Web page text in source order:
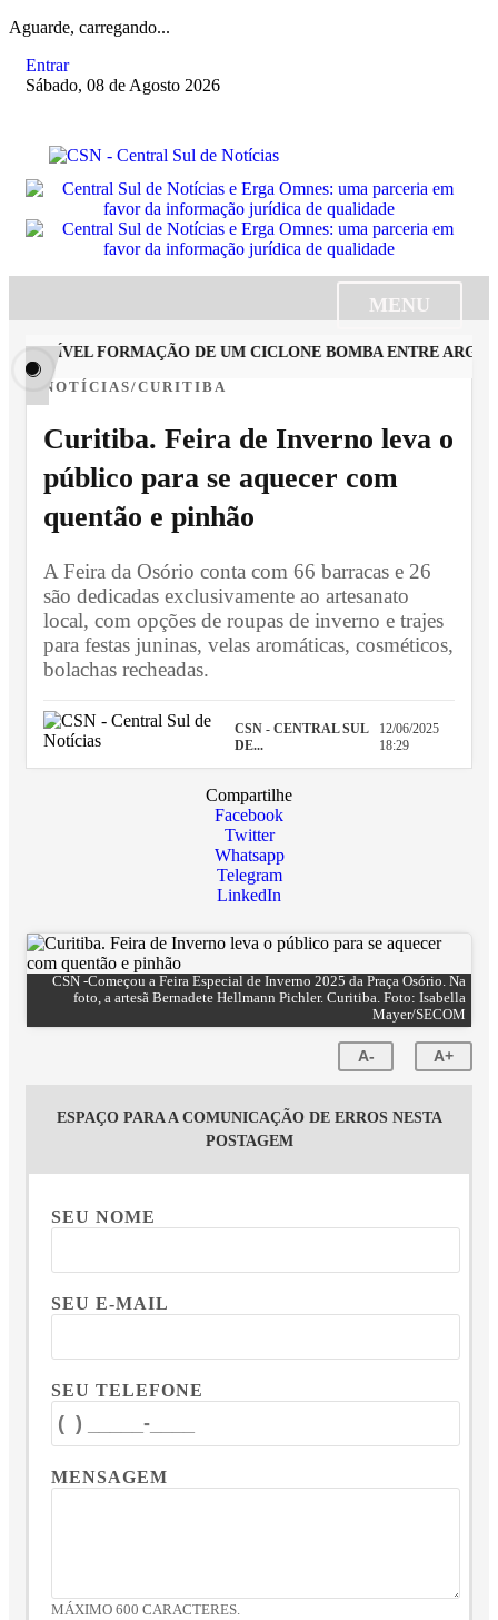
Aguarde, carregando...
Entrar
Sábado, 08 de Agosto 2026
MENU
FORMAÇÃO DE UM CICLONE BOMBA ENTRE
NOTÍCIAS/CURITIBA
Curitiba. Feira de Inverno leva o
público para se aquecer com
quentão e pinhão
A Feira da Osório conta com 66 barracas e 26
são dedicadas exclusivamente ao artesanato
local, com opções de roupas de inverno e trajes
para festas juninas, velas aromáticas, cosméticos,
bolachas recheadas.
CSN - CENTRAL SUL
DE...
12/06/2025
18:29
Compartilhe
Facebook
Twitter
Whatsapp
Telegram
LinkedIn
CSN -Começou a Feira Especial de Inverno 2025 da Praça Osório. Na
foto, a artesã Bernadete Hellmann Pichler. Curitiba. Foto: Isabella
Mayer/SECOM
A- A+
ESPAÇO PARA A COMUNICAÇÃO DE ERROS NESTA
POSTAGEM
SEU NOME
SEU E-MAIL
SEU TELEFONE
MENSAGEM
MÁXIMO 600 CARACTERES.